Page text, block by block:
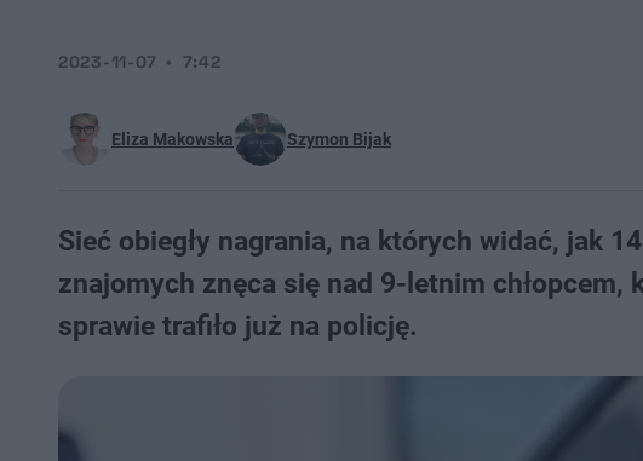
Eliza Makowska Szymon Bijak
2023-11-07 7:42
Sieć obiegły nagrania, na których widać, jak
znajomych znęca się nad 9-letnim chłopcem,
sprawie trafiło już na policję.